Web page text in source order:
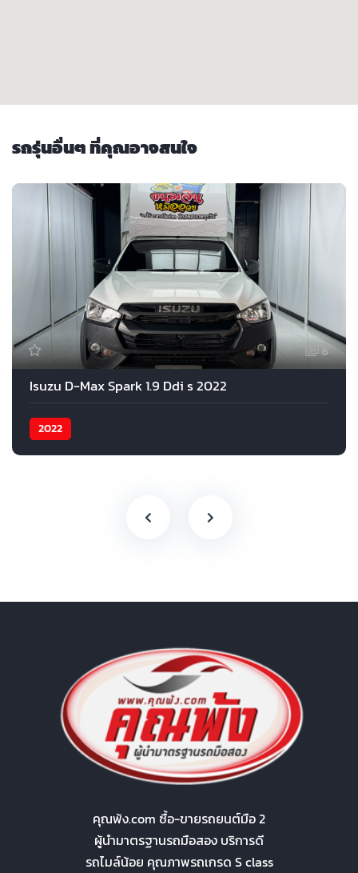
รถรุ่นอื่นๆ ที่คุณอาจสนใจ
6
Isuzu D-Max Spark 1.9 Ddi s 2022
2022
คุณพ้ง.com ซื้อ-ขายรถยนต์มือ 2
ผู้นำมาตรฐานรถมือสอง บริการดี
รถไมล์น้อย คุณภาพรถเกรด S class